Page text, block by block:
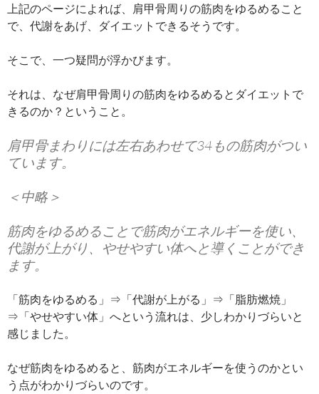
上記のページによれば、肩甲骨周りの筋肉をゆるめること
で、代謝をあげ、ダイエットできるそうです。
そこで、一つ疑問が浮かびます。
それは、なぜ肩甲骨周りの筋肉をゆるめるとダイエットで
きるのか？ということ。
肩甲骨まわりには左右あわせて34もの筋肉がつい
ています。
＜中略＞
筋肉をゆるめることで筋肉がエネルギーを使い、
代謝が上がり、やせやすい体へと導くことができ
ます。
「筋肉をゆるめる」⇒「代謝が上がる」⇒「脂肪燃焼」
⇒「やせやすい体」へという流れは、少しわかりづらいと
感じました。
なぜ筋肉をゆるめると、筋肉がエネルギーを使うのかとい
う点がわかりづらいのです。